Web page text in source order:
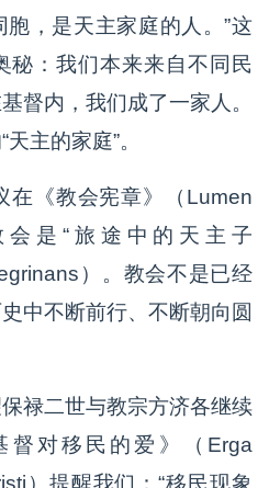
，是天主家庭的人。”这
秘：我们本来来自不同民
督内，我们成了一家人。
主的家庭”。
在《教会宪章》（Lumen
会是“旅途中的天主子
）。教会不是已经
中不断前行、不断朝向圆
禄二世与教宗方济各继续
督对移民的爱》（Erga
）提醒我们：“移民现象